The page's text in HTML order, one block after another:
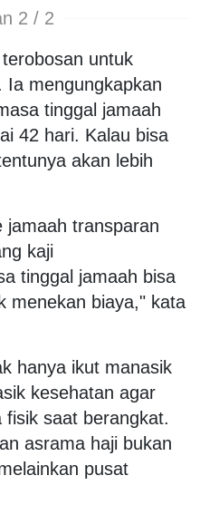
2 / 2
untuk
Ia mengungkapkan
tinggal jamaah
42 hari. Kalau bisa
akan lebih
jamaah transparan
kaji
tinggal jamaah bisa
menekan biaya," kata
hanya ikut manasik
kesehatan agar
fisik saat berangkat.
asrama haji bukan
pusat